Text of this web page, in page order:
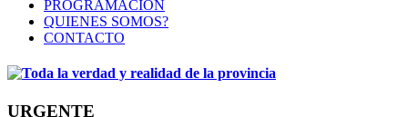
PROGRAMACION
QUIENES SOMOS?
CONTACTO
URGENTE